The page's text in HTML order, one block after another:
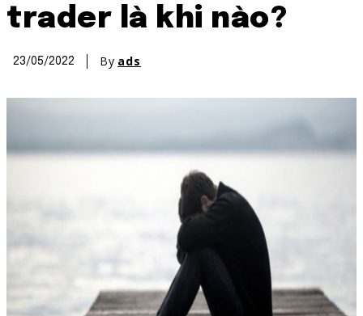
trader là khi nào?
23/05/2022 By ads